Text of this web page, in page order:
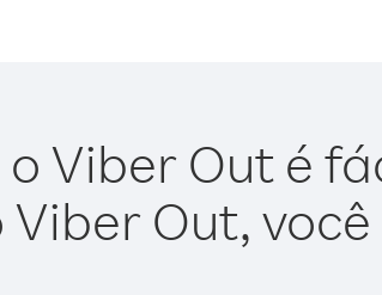
Viber Out é
Out,